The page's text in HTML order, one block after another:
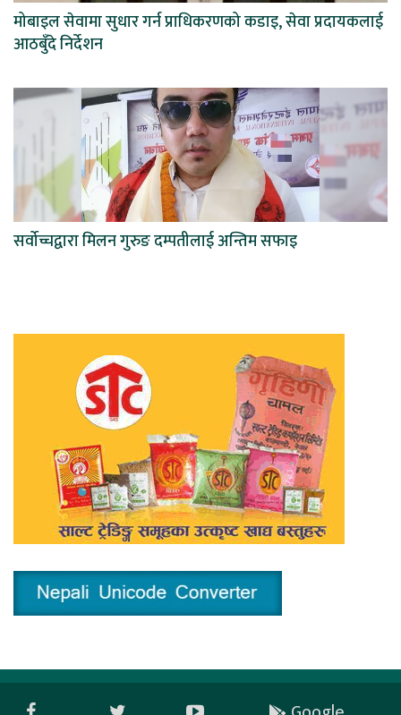
मोबाइल सेवामा सुधार गर्न प्राधिकरणको कडाइ, सेवा प्रदायकलाई
आठबुँदे निर्देशन
सर्वोच्चद्वारा मिलन गुरुङ दम्पतीलाई अन्तिम सफाइ